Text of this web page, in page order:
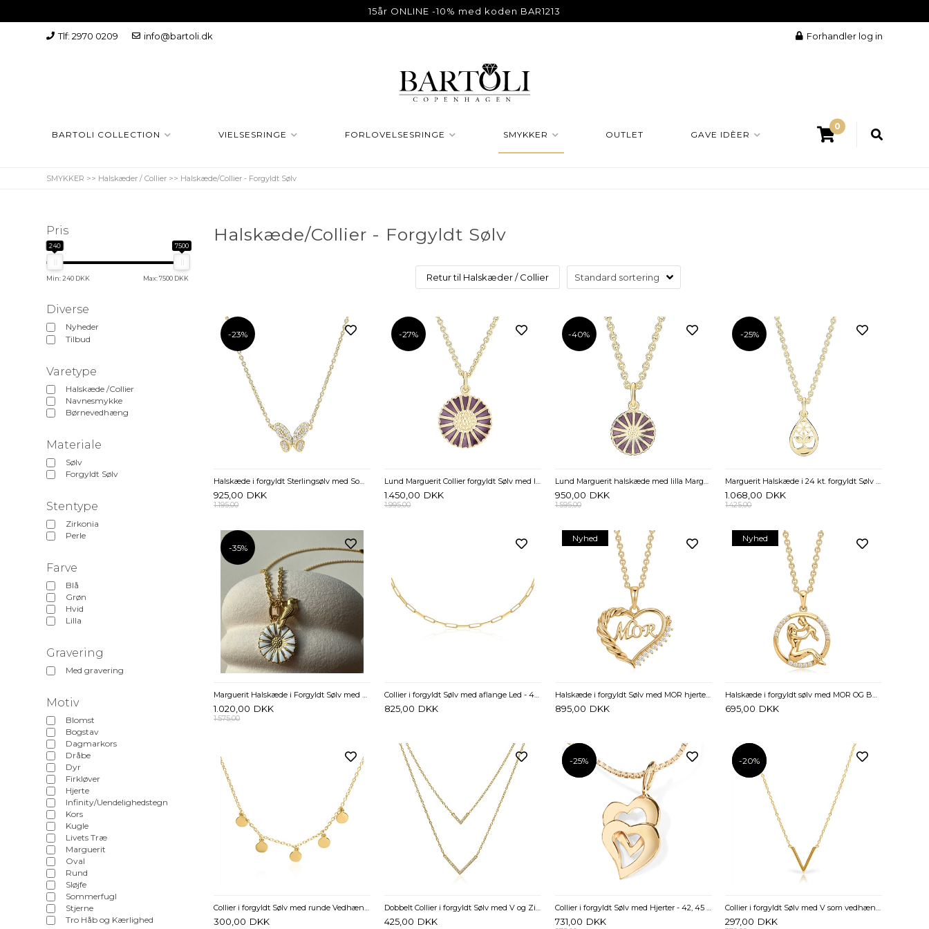
15år ONLINE -10% med koden BAR1213
Tlf: 2970 0209 info@bartoli.dk Forhandler log in
BARTOLI COLLECTION VIELSESRINGE FORLOVELSESRINGE SMYKKER OUTLET GAVE IDÈER
0
SMYKKER >> Halskæder / Collier >> Halskæde/Collier - Forgyldt Sølv
Pris
240 7500
Min: 240 DKK Max: 7500 DKK
Diverse
Nyheder
Tilbud
Varetype
Halskæde /Collier
Navnesmykke
Børnevedhæng
Materiale
Sølv
Forgyldt Sølv
Stentype
Zirkonia
Perle
Farve
Blå
Grøn
Hvid
Lilla
Gravering
Med gravering
Motiv
Blomst
Bogstav
Dagmarkors
Dråbe
Dyr
Firkløver
Hjerte
Infinity/Uendelighedstegn
Kors
Kugle
Livets Træ
Marguerit
Oval
Rund
Sløjfe
Sommerfugl
Stjerne
Tro Håb og Kærlighed
Halskæde/Collier - Forgyldt Sølv
Retur til Halskæder / Collier
-23%
Halskæde i forgyldt Sterlingsølv med Sommerfugl og Zirkonia
925,00 DKK
1.195,00
-27%
Lund Marguerit Collier forgyldt Sølv med lilla Marguerit - 18 mm
1.450,00 DKK
1.995,00
-40%
Lund Marguerit halskæde med lilla Marguerit 11 mm
950,00 DKK
1.595,00
-25%
Marguerit Halskæde i 24 kt. forgyldt Sølv med Dråbe – Lund Copenhagen
1.068,00 DKK
1.425,00
-35%
1.020,00 DKK
1.575,00
825,00 DKK
Nyhed
Halskæde i forgyldt Sølv med MOR hjerte og zirkonia 42 og 45 cm
895,00 DKK
Nyhed
695,00 DKK
Collier i forgyldt Sølv med runde Vedhæng - 42 til 45 cm
300,00 DKK
Dobbelt Collier i forgyldt Sølv med V og Zirkoniasten
425,00 DKK
-25%
-25%
Collier i forgyldt Sølv med Hjerter - 42, 45 og 50 cm
731,00 DKK
-20%
-20%
Collier i forgyldt Sølv med V som vedhæng - 40 og 43 cm
297,00 DKK